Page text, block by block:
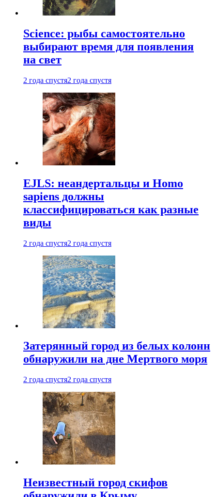
Science: рыбы самостоятельно
выбирают время для появления
на свет
2 года спустя2 года спустя
EJLS: неандертальцы и Homo
sapiens должны
классифицироваться как разные
виды
2 года спустя2 года спустя
Затерянный город из белых колонн
обнаружили на дне Мертвого моря
2 года спустя2 года спустя
Неизвестный город скифов